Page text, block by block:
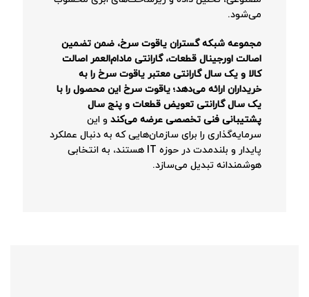
می‌شود.
مجموعه شبکه گستران یاقوت سرخ، ضمن تضمین
اصالت اورجینال قطعات، گارانتی مادام‌العمر اصالت
کالا و یک سال گارانتی معتبر یاقوت سرخ را به
خریداران ارائه می‌دهد؛ یاقوت سرخ این محصول را با
یک سال گارانتی تعویض قطعات و پنج سال
پشتیبانی فنی تخصصی عرضه می‌کند و این
سرمایه‌گذاری را برای سازمان‌هایی که به دنبال عملکرد
پایدار و بلندمدت در حوزه IT هستند، به انتخابی
هوشمندانه تبدیل می‌سازد.